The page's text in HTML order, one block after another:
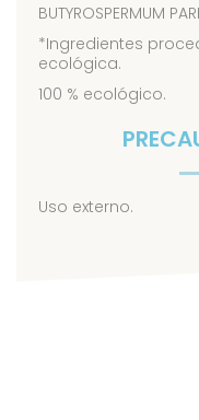
BUTYROSPERMUM
*Ingredientes
ecológica.
100 % ecológico.
Uso externo.